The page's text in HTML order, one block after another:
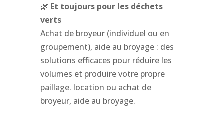
🌿 Et toujours pour les déchets
verts
Achat de broyeur (individuel ou en
groupement), aide au broyage : des
solutions efficaces pour réduire les
volumes et produire votre propre
paillage. location ou achat de
broyeur, aide au broyage.